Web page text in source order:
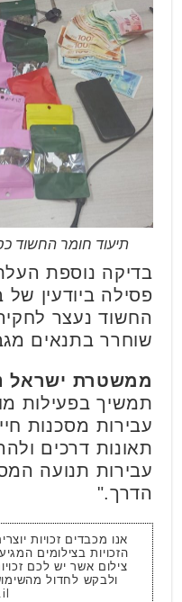
תיעוד חומר החשוד
בדיקה נוספת
פסילה ביודעין
החשוד נעצר
שוחרר בתנאים
ממשטרת ישראל
תמשיך בפעילות
עבירות מסכנות
תאונות דרכים
עבירות תנועה
הדרך."
אנו מכבדים זכויות
הזכויות בצילומים
צילום אשר יש לכם
ולבקש לחדול